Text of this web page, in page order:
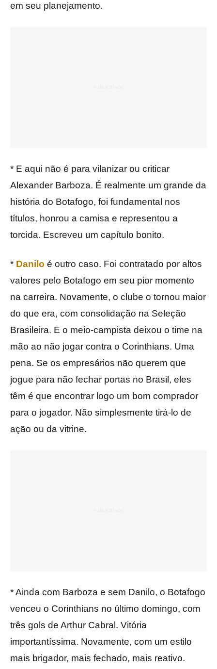
em seu planejamento.
* E aqui não é para vilanizar ou criticar
Alexander Barboza. É realmente um grande da
história do Botafogo, foi fundamental nos
títulos, honrou a camisa e representou a
torcida. Escreveu um capítulo bonito.
* Danilo é outro caso. Foi contratado por altos
valores pelo Botafogo em seu pior momento
na carreira. Novamente, o clube o tornou maior
do que era, com consolidação na Seleção
Brasileira. E o meio-campista deixou o time na
mão ao não jogar contra o Corinthians. Uma
pena. Se os empresários não querem que
jogue para não fechar portas no Brasil, eles
têm é que encontrar logo um bom comprador
para o jogador. Não simplesmente tirá-lo de
ação ou da vitrine.
* Ainda com Barboza e sem Danilo, o Botafogo
venceu o Corinthians no último domingo, com
três gols de Arthur Cabral. Vitória
importantíssima. Novamente, com um estilo
mais brigador, mais fechado, mais reativo.